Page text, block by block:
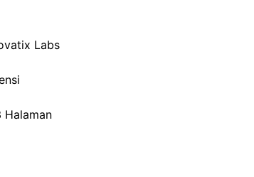
Labs
Halaman